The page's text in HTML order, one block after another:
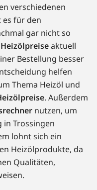
verschiedenen
es für den
gar nicht so
Heizölpreiseaktuell
Bestellung besser
helfen
Thema Heizöl und
. Außerdem
nutzen, um
in Trossingen
lohnt sich ein
Heizölprodukte, da
Qualitäten,